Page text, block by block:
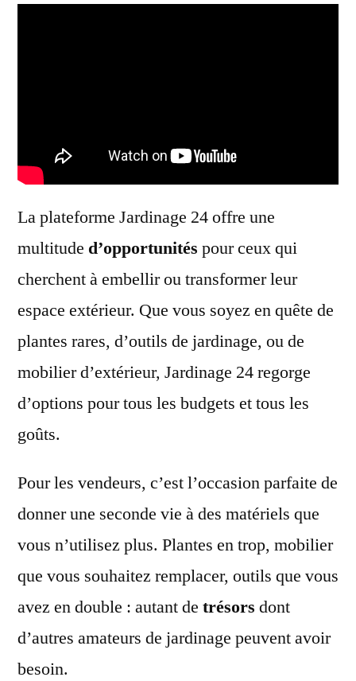
La plateforme Jardinage 24 offre une
multitude d’opportunités pour ceux qui
cherchent à embellir ou transformer leur
espace extérieur. Que vous soyez en quête de
plantes rares, d’outils de jardinage, ou de
mobilier d’extérieur, Jardinage 24 regorge
d’options pour tous les budgets et tous les
goûts.
Pour les vendeurs, c’est l’occasion parfaite de
donner une seconde vie à des matériels que
vous n’utilisez plus. Plantes en trop, mobilier
que vous souhaitez remplacer, outils que vous
avez en double : autant de trésors dont
d’autres amateurs de jardinage peuvent avoir
besoin.